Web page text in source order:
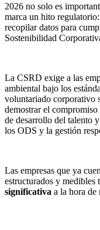
2026 no solo es
marca un hito
recopilar datos para
Sostenibilidad
La CSRD exige a las
ambiental bajo los
voluntariado corporativo
demostrar el
de desarrollo del talento
los ODS y la gestión
Las empresas que ya
estructurados y medibles
significativa a la hora de